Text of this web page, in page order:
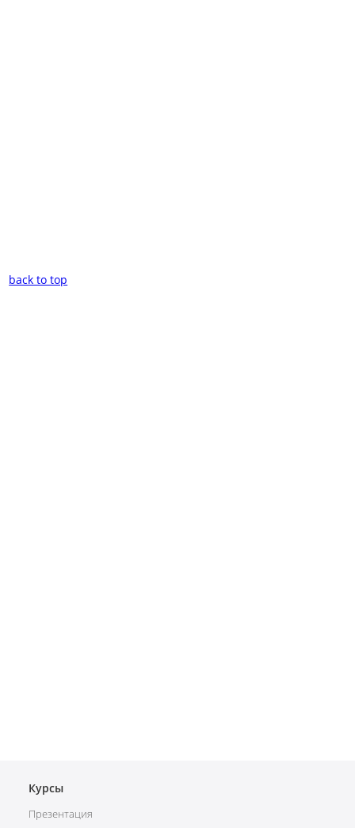
back to top
Курсы
Презентация